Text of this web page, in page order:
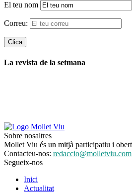
El teu nom
Correu:
La revista de la setmana
Sobre nosaltres
Mollet Viu és un mitjà participatiu i obert
Contacteu-nos: redaccio@molletviu.com
Segueix-nos
Inici
Actualitat